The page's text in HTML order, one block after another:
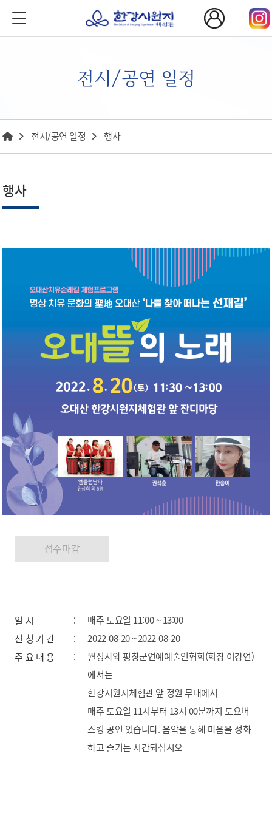
전시/공연 일정
전시/공연 일정 행사
행사
일 시
매주 토요일 11:00 ~ 13:00
신 청 기 간
2022-08-20 ~ 2022-08-20
주 요 내 용
월정사와 평창군연예예술인협회(회장 이강연)
에서는
한강시원지체험관 앞 정원 무대에서
매주 토요일 11시부터 13시 00분까지 토요버
스킹 공연 있습니다. 음악을 통해 마음을 정화
하고 즐기는 시간되십시오